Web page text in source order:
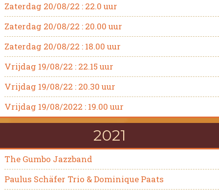
Zaterdag 20/08/22 : 22.0 uur
Zaterdag 20/08/22 : 20.00 uur
Zaterdag 20/08/22 : 18.00 uur
Vrijdag 19/08/22 : 22.15 uur
Vrijdag 19/08/22 : 20.30 uur
Vrijdag 19/08/2022 : 19.00 uur
2021
The Gumbo Jazzband
Paulus Schäfer Trio & Dominique Paats